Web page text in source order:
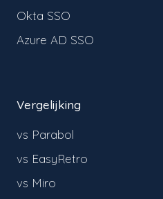
Okta SSO
Azure AD SSO
Vergelijking
vs Parabol
vs EasyRetro
vs Miro